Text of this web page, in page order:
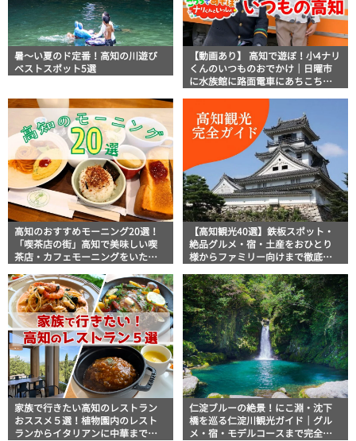
暑～い夏のド定番！高知の川遊び
ベストスポット5選
【動画あり】 高知で遊ぼ！小4ナリ
くんのいつものおでかけ｜日曜市
に水族館に路面電車にあちこち巡
高知のおすすめモーニング20選！
「喫茶店の街」高知で美味しい喫
茶店・カフェモーニングをいただ
【高知観光40選】鉄板スポット・
絶品グルメ・宿・土産をおひとり
様からファミリー向けまで徹底解
家族で行きたい高知のレストラン
おススメ５選！植物園内のレスト
ランからイタリアンに中華まで楽
仁淀ブルーの絶景！にこ淵・沈下
橋を巡る仁淀川観光ガイド｜グル
メ・宿・モデルコースまで完全網